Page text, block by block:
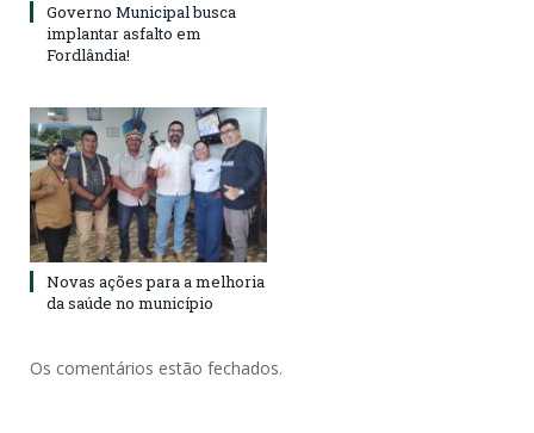
Governo Municipal busca
implantar asfalto em
Fordlândia!
Novas ações para a melhoria
da saúde no município
Os comentários estão fechados.